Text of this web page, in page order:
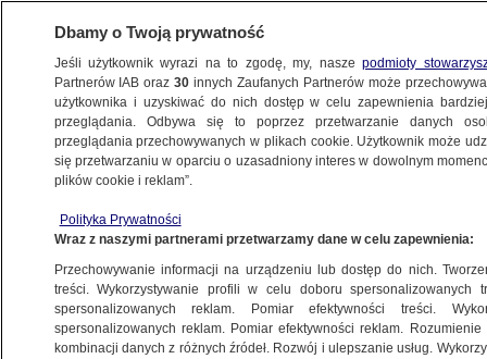
ŚWIAT
prezydenta w ciągu siedmiu miesięcy
21.10.2024, 16:12
Udostępnij
Dbamy o Twoją prywatność
Jeśli użytkownik wyrazi na to zgodę, my, naszepodmioty
Partnerów IAB oraz30 innych Zaufanych Partnerów może
użytkownika i uzyskiwać do nich dostęp w celu zapewnienia
przeglądania. Odbywa się to poprzez przetwarzanie danych
przeglądania przechowywanych w plikach cookie. Użytkownik może
się przetwarzaniu w oparciu o uzasadniony interes w dowolnym
plików cookie i reklam”.
Polityka Prywatności
Wraz z naszymi partnerami przetwarzamy dane w celu zapewnienia:
Przechowywanie informacji na urządzeniu lub dostęp do nich.
treści. Wykorzystywanie profili w celu doboru spersonalizowanych
spersonalizowanych reklam. Pomiar efektywności treści.
spersonalizowanych reklam. Pomiar efektywności reklam.
kombinacji danych z różnych źródeł. Rozwój i ulepszanie usług.